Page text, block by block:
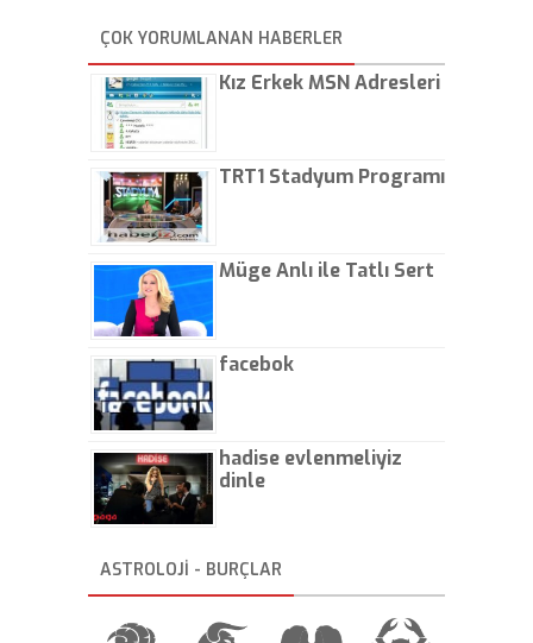
kaptırıyorsunuz. - Kayhan
Gezenti
ÇOK YORUMLANAN HABERLER
Kız Erkek MSN Adresleri
TRT1 Stadyum Programı
Müge Anlı ile Tatlı Sert
facebok
hadise evlenmeliyiz
dinle
ASTROLOJİ - BURÇLAR